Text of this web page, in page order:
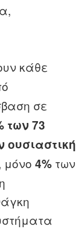
κάθε
σε
των 73
μόνο4% των